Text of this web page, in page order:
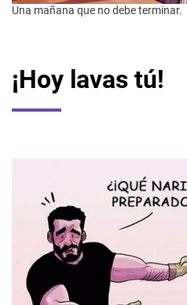
Una mañana que no debe terminar.
¡Hoy lavas tú!